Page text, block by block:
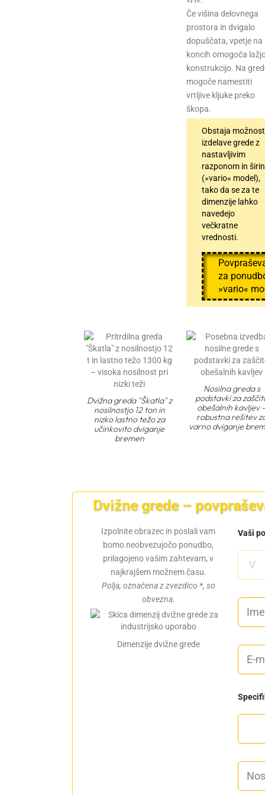
Če višina delovnega
prostora in dvigalo
dopuščata, vpetje na
koncih omogoča
konstrukcijo. Na
mogoče namestiti
vrtljive kljuke preko
škopa.
Obstaja možnost
izdelave grede z
nastavljivim
razponom in
(»vario« model),
tako da se za te
dimenzije lahko
navedejo
večkratne
vrednosti.
za
»vario«
Dvižna greda "Škatla" z
nosilnostjo 12 ton in
nizko lastno težo za
učinkovito dviganje
bremen
Nosilna greda s
podstavki za
obešalnih kavljev
robustna rešitev
varno dviganje
Dvižne grede –
Izpolnite obrazec in poslali vam
bomo neobvezujočo ponudbo,
prilagojeno vašim zahtevam, v
najkrajšem možnem času.
Polja, označena z zvezdico *, so
obvezna.
Dimenzije dvižne grede
m
i
k
M
t
Vaši
I
i
m
e
k
E
*
N